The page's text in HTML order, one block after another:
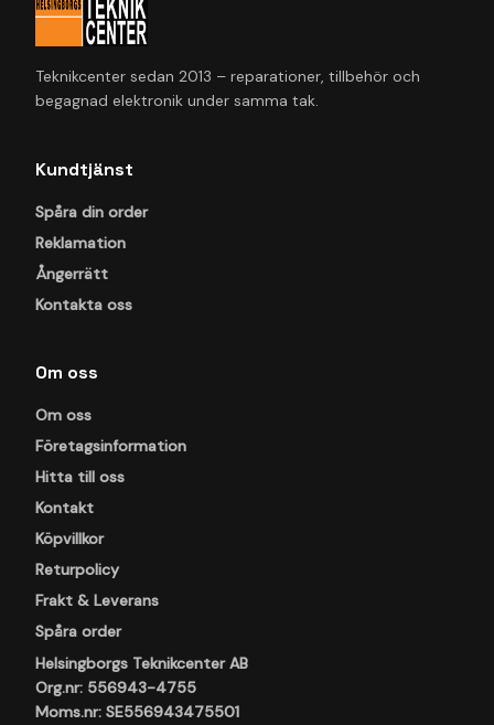
Teknikcenter sedan 2013 – reparationer, tillbehör och
begagnad elektronik under samma tak.
Kundtjänst
Spåra din order
Reklamation
Ångerrätt
Kontakta oss
Om oss
Om oss
Företagsinformation
Hitta till oss
Kontakt
Köpvillkor
Returpolicy
Frakt & Leverans
Spåra order
Helsingborgs Teknikcenter AB
Org.nr: 556943-4755
Moms.nr: SE556943475501